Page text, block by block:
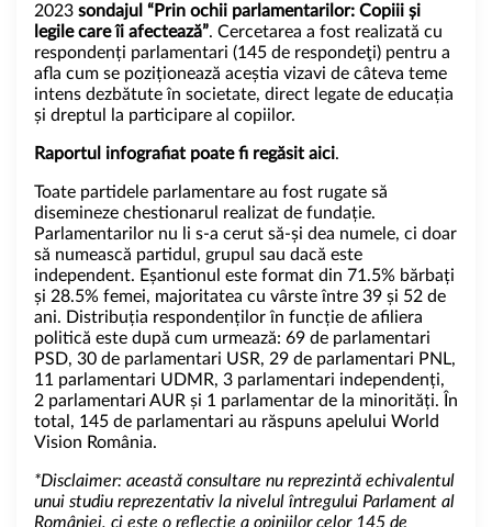
2023 sondajul “Prin ochii parlamentarilor: Copiii și
legile care îi afectează”. Cercetarea a fost realizată cu
respondenți parlamentari (145 de respondeţi) pentru a
afla cum se poziționează aceștia vizavi de câteva teme
intens dezbătute în societate, direct legate de educația
și dreptul la participare al copiilor.
Raportul infografiat poate fi regăsit aici.
Toate partidele parlamentare au fost rugate să
disemineze chestionarul realizat de fundație.
Parlamentarilor nu li s-a cerut să-și dea numele, ci doar
să numească partidul, grupul sau dacă este
independent. Eșantionul este format din 71.5% bărbați
și 28.5% femei, majoritatea cu vârste între 39 și 52 de
ani. Distribuția respondenților în funcție de afiliera
politică este după cum urmează: 69 de parlamentari
PSD, 30 de parlamentari USR, 29 de parlamentari PNL,
11 parlamentari UDMR, 3 parlamentari independenți,
2 parlamentari AUR și 1 parlamentar de la minorități. În
total, 145 de parlamentari au răspuns apelului World
Vision România.
*Disclaimer: această consultare nu reprezintă echivalentul
unui studiu reprezentativ la nivelul întregului Parlament al
României, ci este o reflecție a opiniilor celor 145 de